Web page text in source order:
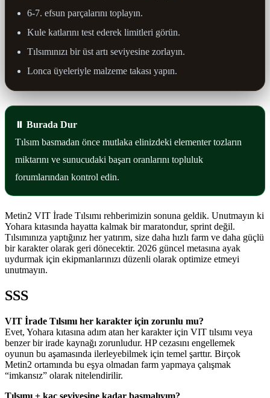
6-7. efsun parçalarını toplayın.
Kule katlarını test ederek limitleri görün.
Tılsımınızı bir üst artı seviyesine zorlayın.
Lonca üyeleriyle malzeme takası yapın.
⏸ Burada Dur
Tılsım basmadan önce mutlaka elinizdeki elementer tozların
miktarını ve sunucudaki başarı oranlarını topluluk
forumlarından kontrol edin.
Metin2 VIT İrade Tılsımı rehberimizin sonuna geldik. Unutmayın ki
Yohara kıtasında hayatta kalmak bir maratondur, sprint değil.
Tılsımınıza yaptığınız her yatırım, size daha hızlı farm ve daha güçlü
bir karakter olarak geri dönecektir. 2026 güncel metasına ayak
uydurmak için ekipmanlarınızı düzenli olarak optimize etmeyi
unutmayın.
SSS
VIT İrade Tılsımı her karakter için zorunlu mu?
Evet, Yohara kıtasına adım atan her karakter için VIT tılsımı veya
benzer bir irade kaynağı zorunludur. HP cezasını engellemek
oyunun bu aşamasında ilerleyebilmek için temel şarttır. Birçok
Metin2 ortamında bu eşya olmadan farm yapmaya çalışmak
“imkansız” olarak nitelendirilir.
Tılsımı + kaç seviyesine kadar basmalıyım?